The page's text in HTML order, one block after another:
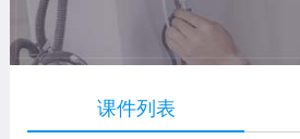
课件列表